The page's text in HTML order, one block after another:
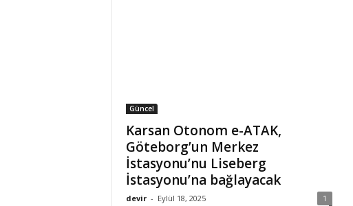
Güncel
Karsan Otonom e-ATAK,
Göteborg’un Merkez
İstasyonu’nu Liseberg
İstasyonu’na bağlayacak
devir - Eylül 18, 2025 1